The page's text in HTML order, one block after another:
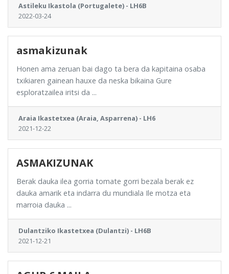
Astileku Ikastola (Portugalete) - LH6B
2022-03-24
asmakizunak
Honen ama zeruan bai dago ta bera da kapitaina osaba
txikiaren gainean hauxe da neska bikaina Gure
esploratzailea iritsi da ...
Araia Ikastetxea (Araia, Asparrena) - LH6
2021-12-22
ASMAKIZUNAK
Berak dauka ilea gorria tomate gorri bezala berak ez
dauka amarik eta indarra du mundiala Ile motza eta
marroia dauka ...
Dulantziko Ikastetxea (Dulantzi) - LH6B
2021-12-21